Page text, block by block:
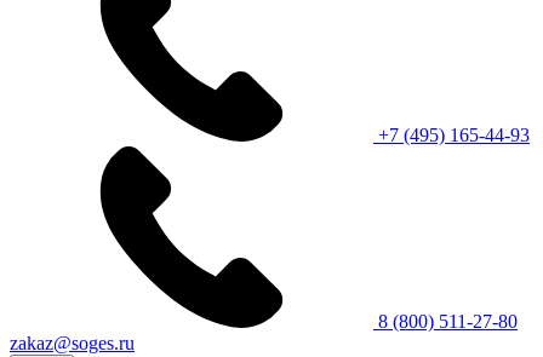
+7 (495) 165-44-93
8 (800) 511-27-80
zakaz@soges.ru